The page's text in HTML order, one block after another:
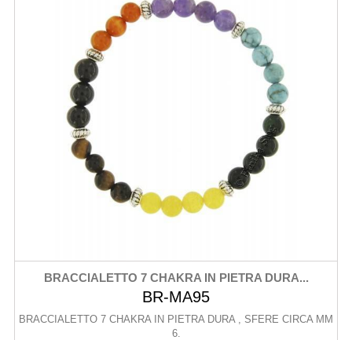
BRACCIALETTO 7 CHAKRA IN PIETRA DURA...
BR-MA95
BRACCIALETTO 7 CHAKRA IN PIETRA DURA , SFERE CIRCA MM
6.